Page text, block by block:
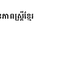
ស្ត្រីខ្មែរ